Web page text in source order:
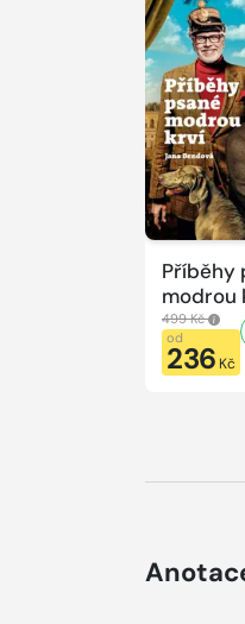
Příběhy
modrou
499 Kč
od
236 Kč